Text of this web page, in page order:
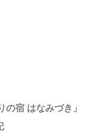
の宿 はなみづき」